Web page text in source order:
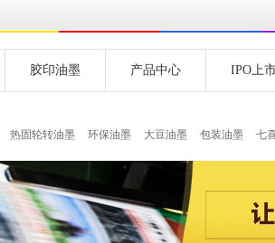
胶印油墨 产品中心 IPO上
热固轮转油墨 环保油墨 大豆油墨 包装油墨 七